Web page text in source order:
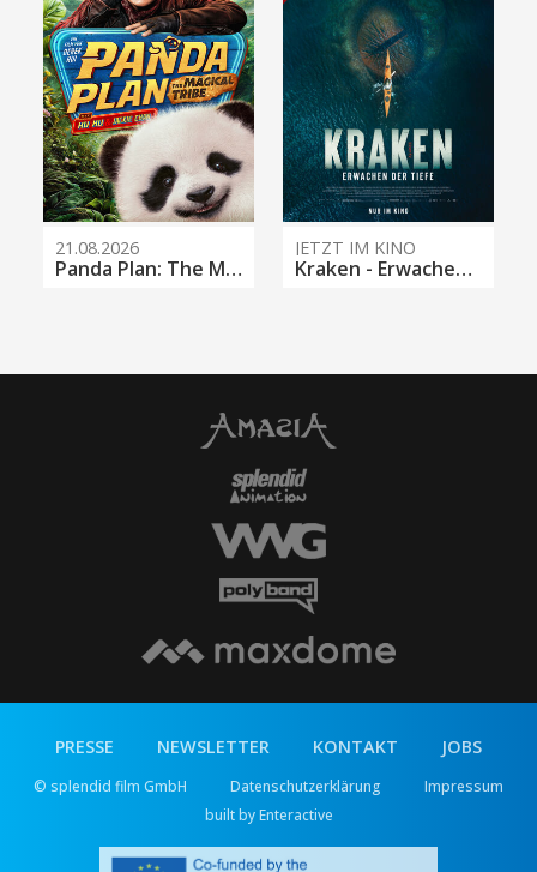
21.08.2026
Panda Plan: The Magical Tribe
JETZT IM KINO
Kraken - Erwachen der Tiefe
PRESSE NEWSLETTER KONTAKT JOBS
© splendid film GmbH Datenschutzerklärung
Impressum
built by Enteractive